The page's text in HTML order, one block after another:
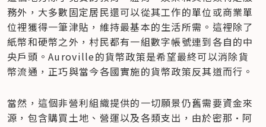
務外，大多數固定居民還可以從其工作的單位或商業單
位裡獲得一筆津貼，維持最基本的生活所需。這裡除了
紙幣和硬幣之外，村民都有一組數字帳號連到各自的中
央戶頭。Auroville的貨幣政策是希望最終可以消除貨
幣流通，正巧與當今各國實施的貨幣政策反其道而行。
當然，這個非營利組織提供的一切願景仍舊需要資金來
源，包含購買土地、營運以及各類支出，由於密那·阿